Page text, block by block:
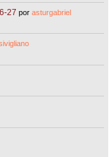
27 porasturgabriel